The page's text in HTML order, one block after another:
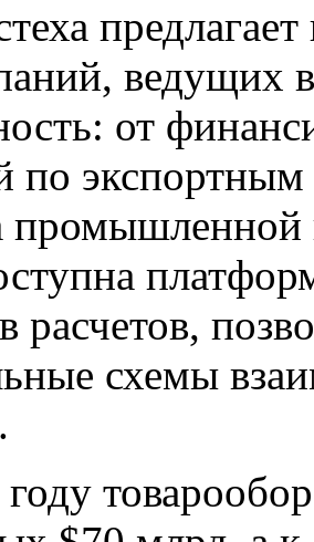
ведущих
от
по
промышленной
расчетов,
схемы